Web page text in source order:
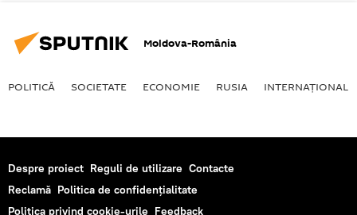
Moldova-România
POLITICĂ SOCIETATE ECONOMIE RUSIA INTERNAŢIONAL
Despre proiect Reguli de utilizare Contacte
Reclamă Politica de confidențialitate
Politica privind cookie-urile Feedback